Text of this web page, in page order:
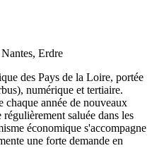
Erdre
des Pays de la Loire, portée
numérique et tertiaire.
chaque année de nouveaux
saluée dans les
économique s'accompagne
une forte demande en